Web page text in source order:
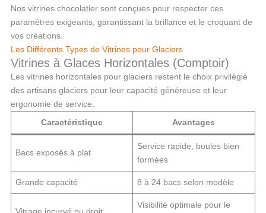
Nos vitrines chocolatier sont conçues pour respecter ces
paramètres exigeants, garantissant la brillance et le croquant de
vos créations.
Les Différents Types de Vitrines pour Glaciers
Vitrines à Glaces Horizontales (Comptoir)
Les vitrines horizontales pour glaciers restent le choix privilégié
des artisans glaciers pour leur capacité généreuse et leur
ergonomie de service.
Caractéristique
Avantages
Bacs exposés à plat
Service rapide, boules bien
formées
Grande capacité 8 à 24 bacs selon modèle
Visibilité optimale pour le